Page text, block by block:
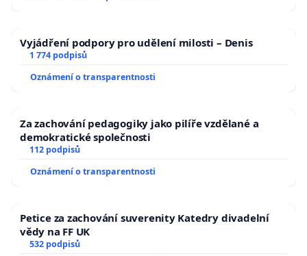
Vyjádření podpory pro udělení milosti – Denis
1 774 podpisů
Oznámení o transparentnosti
Za zachování pedagogiky jako pilíře vzdělané a
demokratické společnosti
112 podpisů
Oznámení o transparentnosti
Petice za zachování suverenity Katedry divadelní
vědy na FF UK
532 podpisů